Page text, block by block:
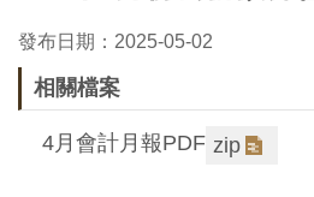
識
臺
發布日期：2025-05-02
相關檔案
4月會計月報PDF zip